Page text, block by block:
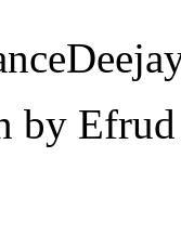
by Efrud